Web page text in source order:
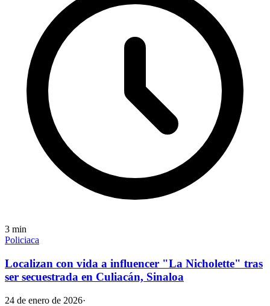
3 min
Policiaca
Localizan con vida a influencer "La Nicholette" tras
ser secuestrada en Culiacán, Sinaloa
24 de enero de 2026·